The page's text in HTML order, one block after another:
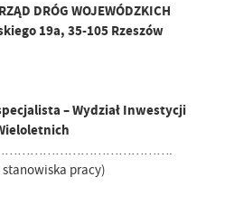
DRÓG WOJEWÓDZKICH
19a, 35-105 Rzeszów
– Wydział Inwestycji
pracy)